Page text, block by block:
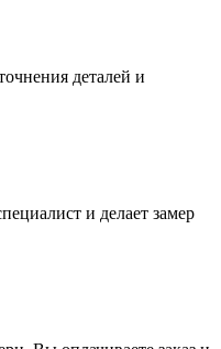
деталей и
и делает замер